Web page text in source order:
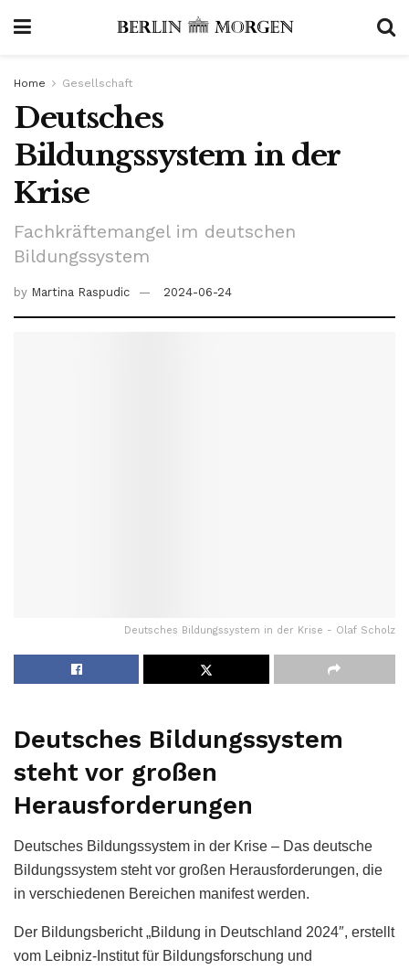
Home Gesellschaft
Deutsches
Bildungssystem in der
Krise
Fachkräftemangel im deutschen
Bildungssystem
by Martina Raspudic 2024-06-24
Deutsches Bildungssystem in der Krise - Olaf Scholz
Deutsches Bildungssystem
steht vor großen
Herausforderungen
Deutsches Bildungssystem in der Krise – Das deutsche
Bildungssystem steht vor großen Herausforderungen, die
in verschiedenen Bereichen manifest werden.
Der Bildungsbericht „Bildung in Deutschland 2024″, erstellt
vom Leibniz-Institut für Bildungsforschung und